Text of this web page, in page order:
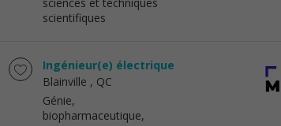
scientifiques
Ingénieur(e) électrique
Blainville , QC
Génie,
biopharmaceutique,